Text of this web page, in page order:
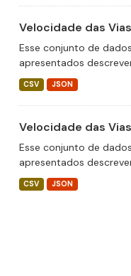
Velocidade das
Esse conjunto de
apresentados
CSV JSON
Velocidade das
Esse conjunto de
apresentados
CSV JSON